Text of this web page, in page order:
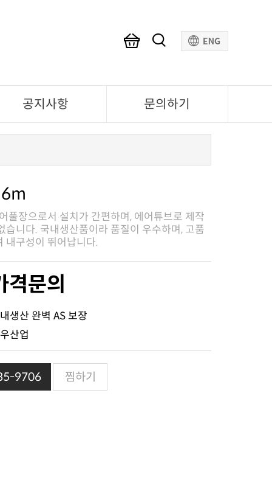
공지사항 문의하기
내구성이 뛰어납니다.
격문의
생산 완벽 AS 보장
산업
9706 찜하기